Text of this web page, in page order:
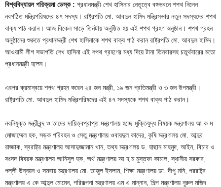
বিশ্ববিদ্যায়ল পরিক্রমা ডেস্ক : প্রধানমন্ত্রী শেখ হাসিনার নেতৃত্বে বঙ্গভবনে শপথ নিলেন
নবগঠিত মন্ত্রিপরিষদের ৪৭ সদস্য। রাষ্ট্রপতি মো. আবদুল হামিদ মন্ত্রিসভার নতুন সদস্যদের শপথ
বাক্য পাঠ করান। আজ বিকেল সাড়ে তিনটায় অনুষ্ঠিত হয় এই শপথ গ্রহণ অনুষ্ঠান। শপথ গ্রহন
অনুষ্ঠানের শুরুতে প্রধানমন্ত্রী শেখ হাসিনাকে শপথ বাক্য পাঠ করান রাষ্ট্রপতি মো. আবদুল হামিদ।
আওয়ামী লীগ সভাপতি শেখ হাসিনা এই শপথ গ্রহণের মধ্য দিয়ে টানা তিনবারসহ চতুর্থবারের মতো
প্রধানমন্ত্রী হলেন।
এরপর ক্রমান্বয়ে শপথ গ্রহন করেন ২৪ জন মন্ত্রী, ১৯ জন প্রতিমন্ত্রী ও ৩ জন উপমন্ত্রী।
রাষ্ট্রপতি মো. আবদুল হামিদ মন্ত্রিপরিষদের এই ৪৭ সদস্যকে শপথ বাক্য পাঠ করান।
নবনিযুক্ত মন্ত্রীবৃন্দ ও তাদের দায়িত্বপ্রাপ্ত মন্ত্রণালয় হচ্ছে মুক্তিযুদ্ধ বিষয়ক মন্ত্রণালয় আ ক ম
মোজাম্মেল হক, সড়ক পরিবহন ও সেতু মন্ত্রণালয় ওবায়দুল কাদের, কৃষি মন্ত্রণালয় মো. আব্দুর
রাজ্জাক, স্বরাষ্ট্র মন্ত্রণালয় আসাদুজ্জামান খান, তথ্য মন্ত্রণালয় ড. হাছান মাহমুদ, আইন, বিচার ও
সংসদ বিষয়ক মন্ত্রণালয় আনিসুল হক, অর্থ মন্ত্রণালয় আ হ ম মুস্তফা কামাল, স্থানীয় সরকার,
পল্লী উন্নয়ন ও সমবায় মন্ত্রণালয় মো. তাজুল ইসলাম, শিক্ষা মন্ত্রণালয় ডা. দীপু মনি, পররাষ্ট্র
মন্ত্রণালয় এ কে আব্দুল মোমেন, পরিকল্পনা মন্ত্রণালয় এম এ মান্নান, শিল্প মন্ত্রণালয় নুরুল মজিদ